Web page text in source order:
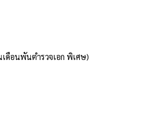
เดือนพันตำรวจเอก พิเศษ)